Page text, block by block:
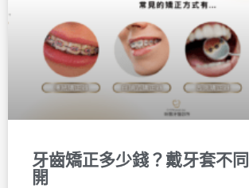
牙齒矯正多少錢？戴牙套不
開